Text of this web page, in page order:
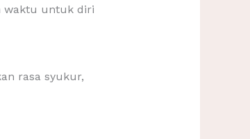
waktu untuk diri
rasa syukur,